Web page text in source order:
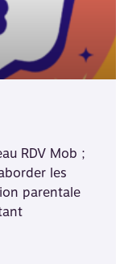
RDV Mob ;
les
parentale